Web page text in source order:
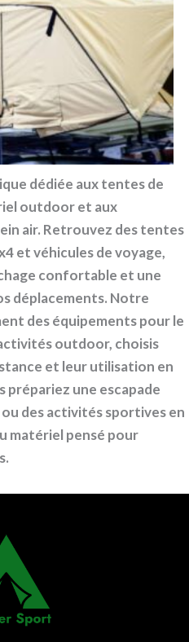
dédiée aux tentes de
outdoor et aux
air. Retrouvez des tentes
et véhicules de voyage,
confortable et une
déplacements. Notre
des équipements pour le
outdoor, choisis
et leur utilisation en
prépariez une escapade
des activités sportives en
matériel pensé pour